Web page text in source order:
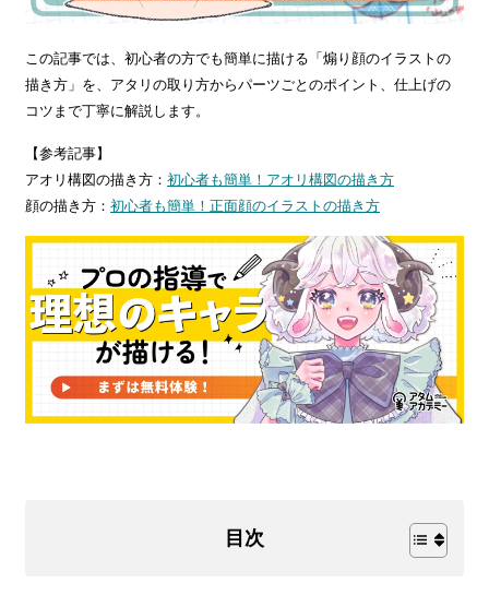
この記事では、初心者の方でも簡単に描ける「煽り顔のイラストの
描き方」を、アタリの取り方からパーツごとのポイント、仕上げの
コツまで丁寧に解説します。
【参考記事】
アオリ構図の描き方： 初心者も簡単！アオリ構図の描き方
顔の描き方： 初心者も簡単！正面顔のイラストの描き方
目次